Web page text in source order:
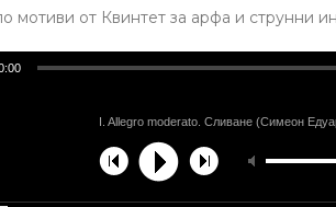
мотиви от Квинтет за арфа и струнни
I. Allegro moderato. Сливане (Симеон